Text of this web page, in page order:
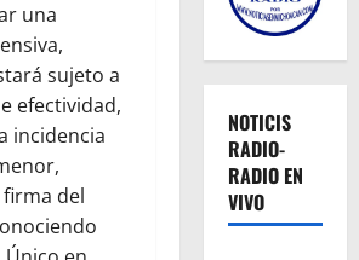
una
sujeto a
efectividad,
incidencia
del
NOTICIS
RADIO-
RADIO EN
VIVO